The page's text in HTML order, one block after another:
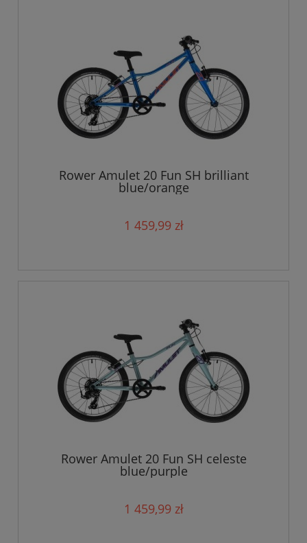
Rower Amulet 20 Fun SH brilliant
blue/orange
1 459,99 zł
Rower Amulet 20 Fun SH celeste
blue/purple
1 459,99 zł